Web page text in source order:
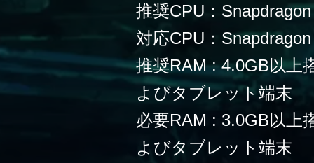
推奨CPU：
対応CPU：
推奨RAM : 4.0GB以上
よびタブレット端末
必要RAM : 3.0GB以上
よびタブレット端末